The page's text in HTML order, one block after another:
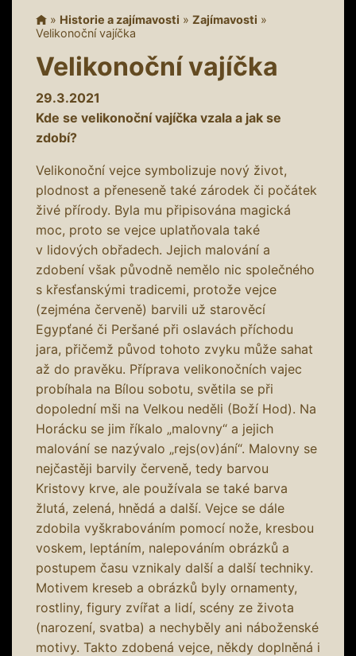
» Historie a zajímavosti » Zajímavosti »
Velikonoční vajíčka
Velikonoční vajíčka
29.3.2021
Kde se velikonoční vajíčka vzala a jak se
zdobí?
Velikonoční vejce symbolizuje nový život,
plodnost a přeneseně také zárodek či počátek
živé přírody. Byla mu připisována magická
moc, proto se vejce uplatňovala také
v lidových obřadech. Jejich malování a
zdobení však původně nemělo nic společného
s křesťanskými tradicemi, protože vejce
(zejména červeně) barvili už starověcí
Egypťané či Peršané při oslavách příchodu
jara, přičemž původ tohoto zvyku může sahat
až do pravěku. Příprava velikonočních vajec
probíhala na Bílou sobotu, světila se při
dopolední mši na Velkou neděli (Boží Hod). Na
Horácku se jim říkalo „malovny“ a jejich
malování se nazývalo „rejs(ov)ání“. Malovny se
nejčastěji barvily červeně, tedy barvou
Kristovy krve, ale používala se také barva
žlutá, zelená, hnědá a další. Vejce se dále
zdobila vyškrabováním pomocí nože, kresbou
voskem, leptáním, nalepováním obrázků a
postupem času vznikaly další a další techniky.
Motivem kreseb a obrázků byly ornamenty,
rostliny, figury zvířat a lidí, scény ze života
(narození, svatba) a nechyběly ani náboženské
motivy. Takto zdobená vejce, někdy doplněná i